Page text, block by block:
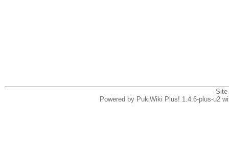
Powered by PukiWiki Plus! 1.4.6-plus-u2